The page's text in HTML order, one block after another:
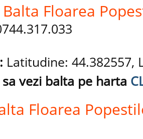
Floarea
Latitudine: 44.382557,
vezi balta pe harta
Floarea